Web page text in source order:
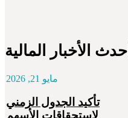
أحدث الأخبار المالية
مايو 21, 2026
تأكيد الجدول الزمني
لاستحقاقات الأسهم